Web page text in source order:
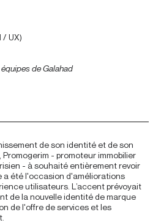
/ UX)
de Galahad
de son identité et de son
- promoteur immobilier
- à souhaité entièrement revoir
a été l'occasion d'améliorations
utilisateurs. L’accent prévoyait
de la nouvelle identité de marque
de l'offre de services et les